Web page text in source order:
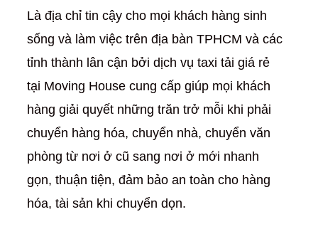
Là địa chỉ tin cậy cho mọi khách hàng sinh
sống và làm việc trên địa bàn TPHCM và các
tỉnh thành lân cận bởi dịch vụ taxi tải giá rẻ
tại Moving House cung cấp giúp mọi khách
hàng giải quyết những trăn trở mỗi khi phải
chuyển hàng hóa, chuyển nhà, chuyển văn
phòng từ nơi ở cũ sang nơi ở mới nhanh
gọn, thuận tiện, đảm bảo an toàn cho hàng
hóa, tài sản khi chuyển dọn.